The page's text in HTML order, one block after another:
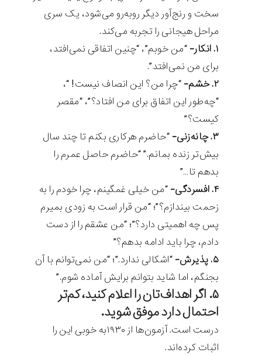
سخت و رنج‌آور دیگر روبه‌رو می‌شود، یک سری
مراحل هیجانی را تجربه می‌کند.
۱. انکار-
“من خوبم”، “چنین اتفاقی نمی‌افتد،
برای من نمی‌افتد”.
۲. خشم-
“چرا من؟ این انصاف نیست! “،
“چه‌طور این اتفاق برای من افتاد؟”، “مقصر
کیست؟”
۳. چانه‌زنی-
“حاضرم هرکاری بکنم تا چند سال
بیش‌تر زنده بمانم.” “حاضرم حاصل عمرم را
بدهم تا…”
۴. افسردگی-
“من خیلی غمگینم، چرا خودم را به
زحمت بیندازم؟”؛ “من قرار است به زودی بمیرم
پس چه اهمیتی دارد؟”؛ “من عشقم را از دست
دادم، چرا باید ادامه بدهم؟”
۵. پذیرش-
“اشکالی ندارد.”؛ “من نمی‌توانم با آن
بجنگم، اما شاید بتوانم برایش آماده شوم.”
۵. اگر اهداف‌تان را اعلام کنید، کم‌تر
احتمال دارد موفق شوید.
درست است. آزمون‌ها از ۱۹۳۰به خوبی این را
اثبات کرده‌اند.